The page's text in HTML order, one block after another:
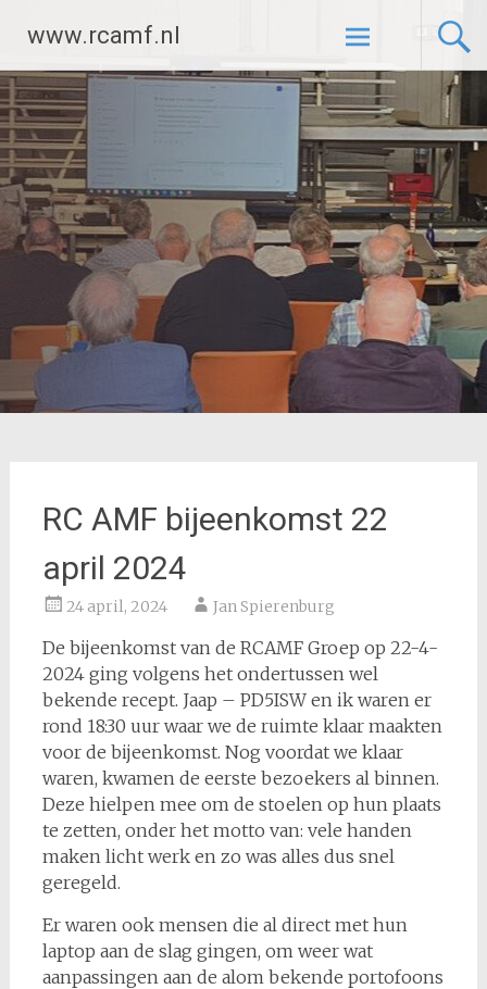
naar
de
inhoud
www.rcamf.nl
RC AMF bijeenkomst 22
april 2024
24 april, 2024 Jan Spierenburg
De bijeenkomst van de RCAMF Groep op 22-4-
2024 ging volgens het ondertussen wel
bekende recept. Jaap – PD5ISW en ik waren er
rond 18:30 uur waar we de ruimte klaar maakten
voor de bijeenkomst. Nog voordat we klaar
waren, kwamen de eerste bezoekers al binnen.
Deze hielpen mee om de stoelen op hun plaats
te zetten, onder het motto van: vele handen
maken licht werk en zo was alles dus snel
geregeld.
Er waren ook mensen die al direct met hun
laptop aan de slag gingen, om weer wat
aanpassingen aan de alom bekende portofoons